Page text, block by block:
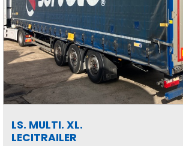
LS. MULTI. XL.
LECITRAILER